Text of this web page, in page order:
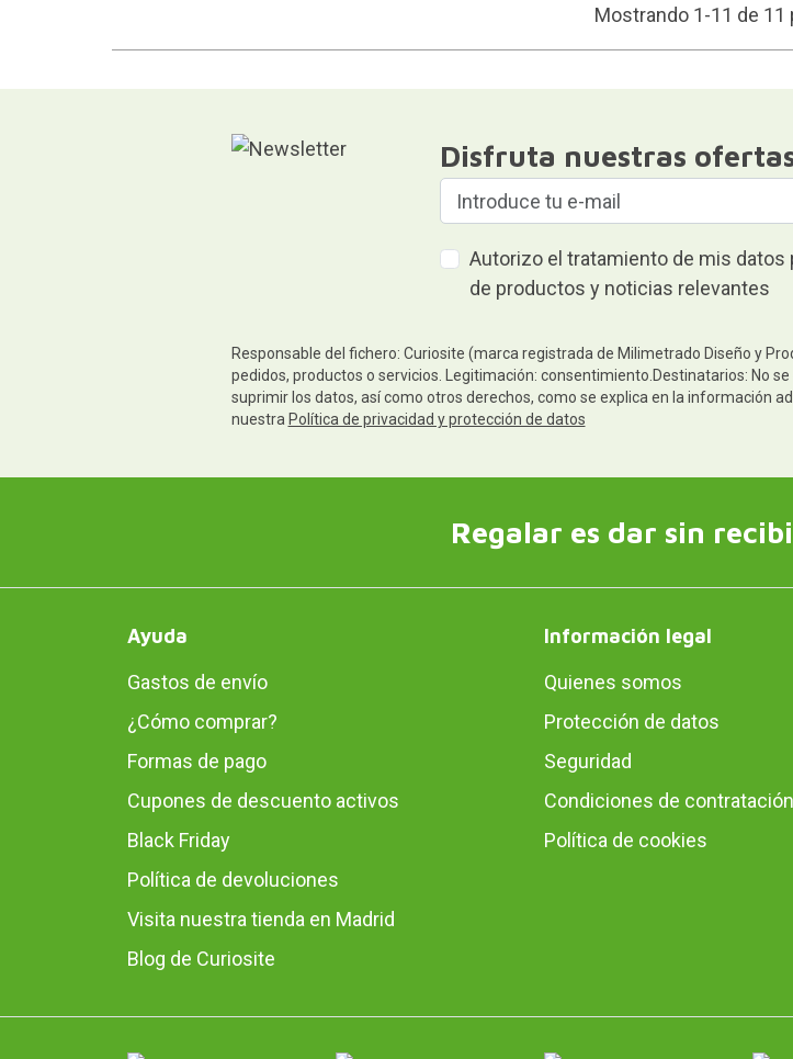
Mostrando 1-11 de 11
Disfruta nuestras
Autorizo el tratamiento de mis datos
de productos y noticias relevantes
Responsable del fichero: Curiosite (marca registrada de Milimetrado Diseño y
pedidos, productos o servicios. Legitimación: consentimiento.Destinatarios: No
suprimir los datos, así como otros derechos, como se explica en la información
nuestra Política de privacidad y protección de datos
Regalar es dar sin
Ayuda
Gastos de envío
¿Cómo comprar?
Formas de pago
Cupones de descuento activos
Black Friday
Política de devoluciones
Visita nuestra tienda en Madrid
Blog de Curiosite
Información legal
Quienes somos
Protección de datos
Seguridad
Condiciones de contratación
Política de cookies